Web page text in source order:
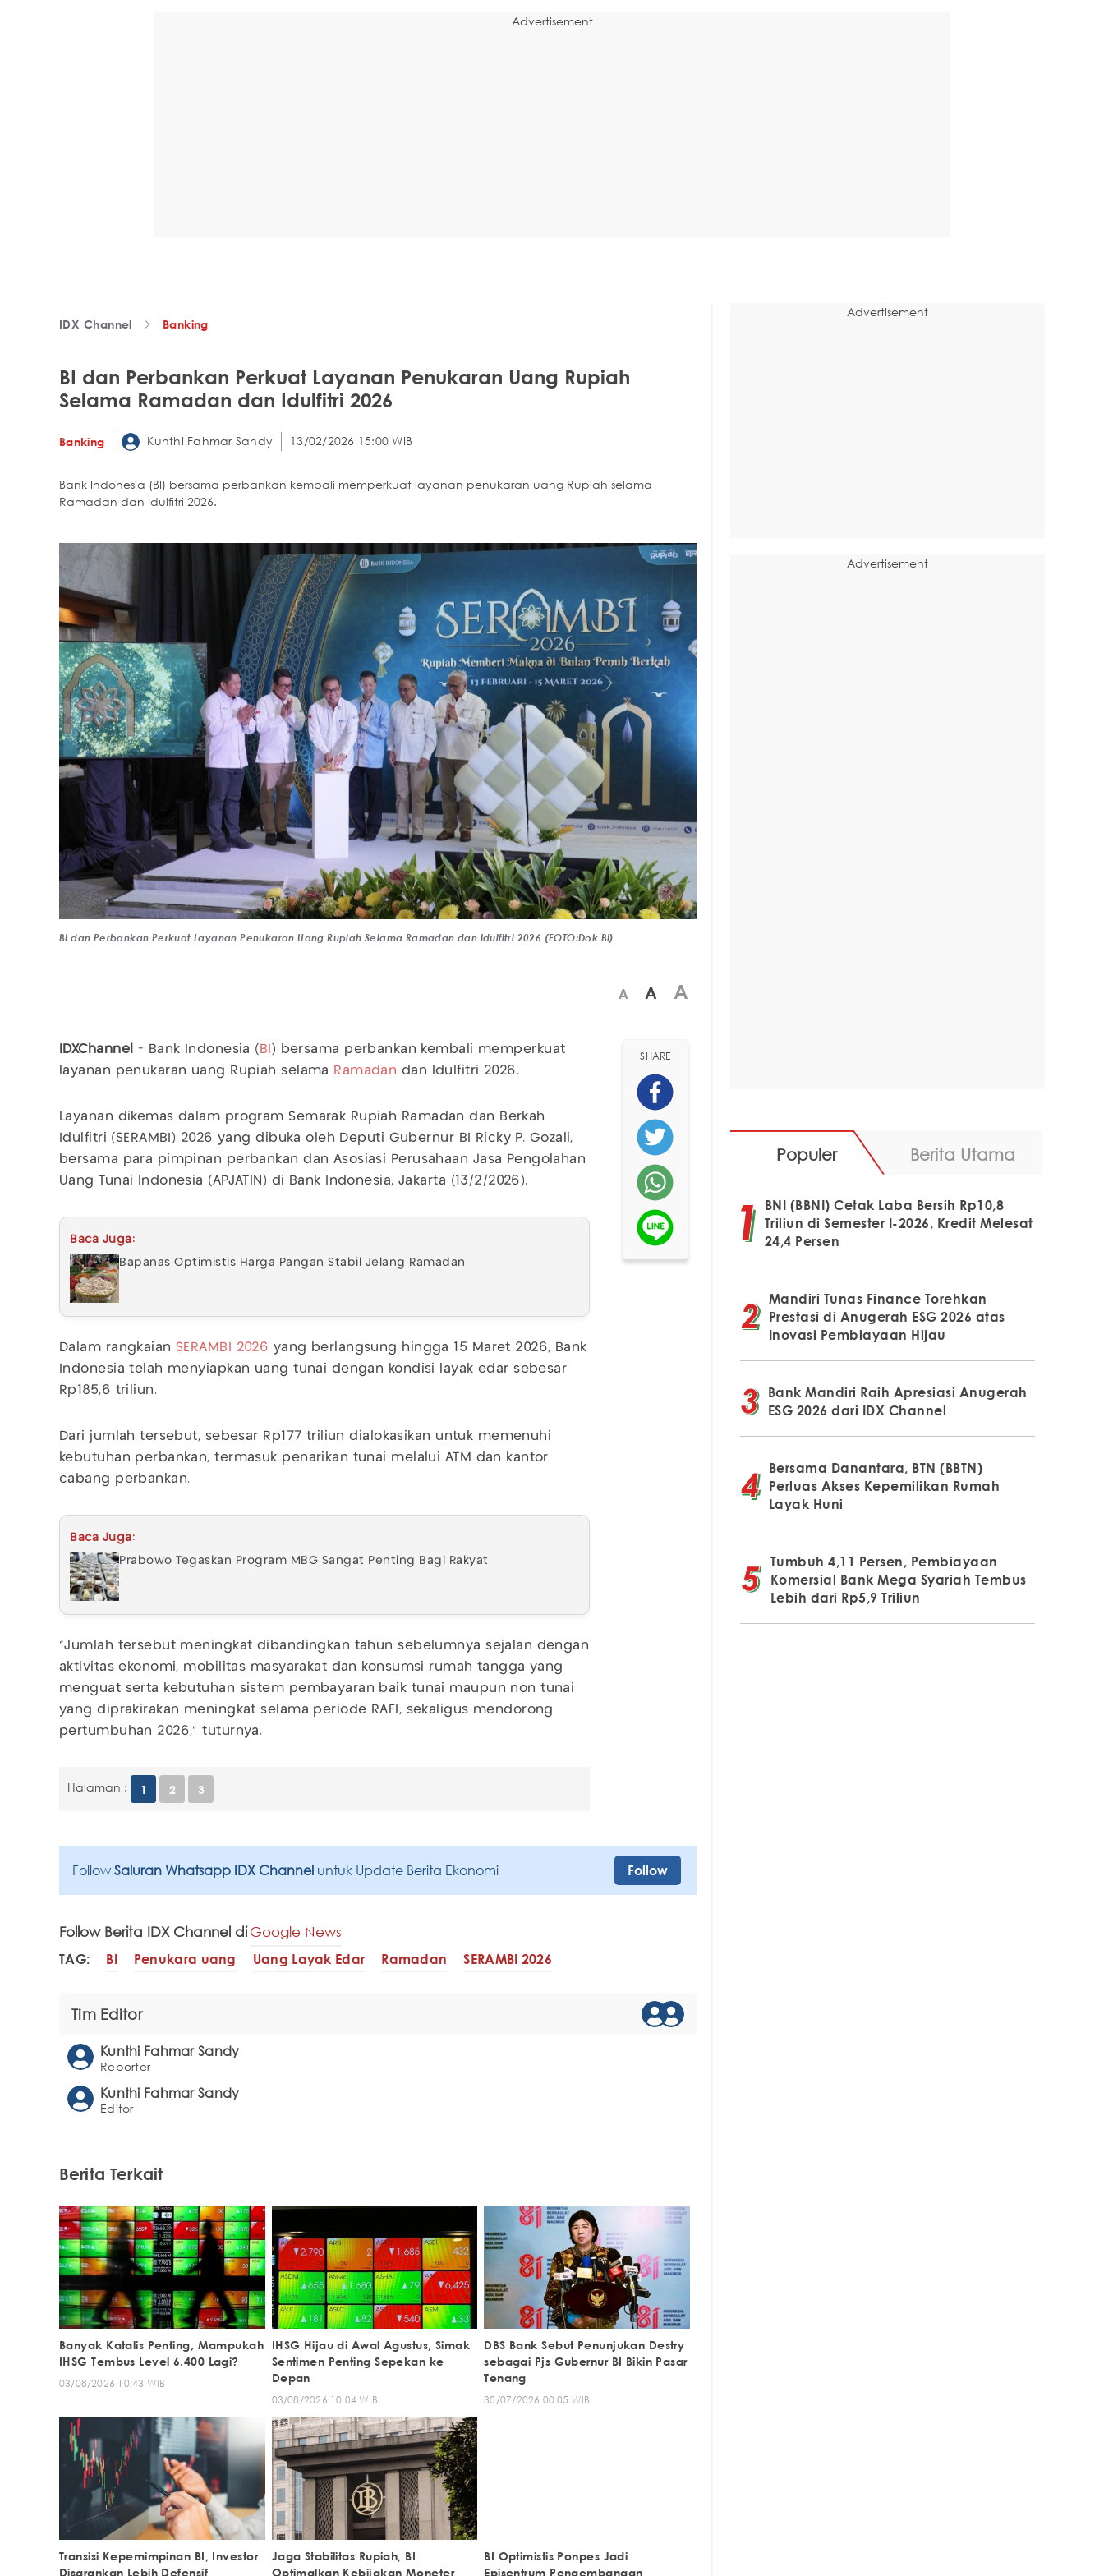
Advertisement
IDX Channel Banking
BI dan Perbankan Perkuat Layanan Penukaran Uang Rupiah
Selama Ramadan dan Idulfitri 2026
Banking Kunthi Fahmar Sandy 13/02/2026 15:00 WIB
Bank Indonesia (BI) bersama perbankan kembali memperkuat layanan penukaran uang Rupiah selama
Ramadan dan Idulfitri 2026.
BI dan Perbankan Perkuat Layanan Penukaran Uang Rupiah Selama Ramadan dan Idulfitri 2026 (FOTO:Dok BI)
A A A
IDXChannel - Bank Indonesia ( BI ) bersama perbankan kembali memperkuat
layanan penukaran uang Rupiah selama Ramadan dan Idulfitri 2026.
Layanan dikemas dalam program Semarak Rupiah Ramadan dan Berkah
Idulfitri (SERAMBI) 2026 yang dibuka oleh Deputi Gubernur BI Ricky P. Gozali,
bersama para pimpinan perbankan dan Asosiasi Perusahaan Jasa Pengolahan
Uang Tunai Indonesia (APJATIN) di Bank Indonesia, Jakarta (13/2/2026).
Baca Juga:
Bapanas Optimistis Harga Pangan Stabil Jelang Ramadan
Dalam rangkaian SERAMBI 2026 yang berlangsung hingga 15 Maret 2026, Bank
Indonesia telah menyiapkan uang tunai dengan kondisi layak edar sebesar
Rp185,6 triliun.
Dari jumlah tersebut, sebesar Rp177 triliun dialokasikan untuk memenuhi
kebutuhan perbankan, termasuk penarikan tunai melalui ATM dan kantor
cabang perbankan.
Baca Juga:
Prabowo Tegaskan Program MBG Sangat Penting Bagi Rakyat
"Jumlah tersebut meningkat dibandingkan tahun sebelumnya sejalan dengan
aktivitas ekonomi, mobilitas masyarakat dan konsumsi rumah tangga yang
menguat serta kebutuhan sistem pembayaran baik tunai maupun non tunai
yang diprakirakan meningkat selama periode RAFI, sekaligus mendorong
pertumbuhan 2026," tuturnya.
Halaman : 1 2 3
SHARE
Follow Saluran Whatsapp IDX Channel untuk Update Berita Ekonomi Follow
Follow Berita IDX Channel diGoogle News
TAG: BI Penukara uang Uang Layak Edar Ramadan SERAMBI 2026
Tim Editor
Kunthi Fahmar Sandy
Reporter
Kunthi Fahmar Sandy
Editor
Berita Terkait
Banyak Katalis Penting, Mampukah
IHSG Tembus Level 6.400 Lagi?
03/08/2026 10:43 WIB
IHSG Hijau di Awal Agustus, Simak
Sentimen Penting Sepekan ke
Depan
03/08/2026 10:04 WIB
DBS Bank Sebut Penunjukan Destry
sebagai Pjs Gubernur BI Bikin Pasar
Tenang
30/07/2026 00:05 WIB
Transisi Kepemimpinan BI, Investor
Disarankan Lebih Defensif
Jaga Stabilitas Rupiah, BI
Optimalkan Kebijakan Moneter
BI Optimistis Ponpes Jadi
Episentrum Pengembangan
Advertisement
Advertisement
Populer Berita Utama
BNI (BBNI) Cetak Laba Bersih Rp10,8
Triliun di Semester I-2026, Kredit Melesat
24,4 Persen
Mandiri Tunas Finance Torehkan
Prestasi di Anugerah ESG 2026 atas
Inovasi Pembiayaan Hijau
Bank Mandiri Raih Apresiasi Anugerah
ESG 2026 dari IDX Channel
Bersama Danantara, BTN (BBTN)
Perluas Akses Kepemilikan Rumah
Layak Huni
Tumbuh 4,11 Persen, Pembiayaan
Komersial Bank Mega Syariah Tembus
Lebih dari Rp5,9 Triliun